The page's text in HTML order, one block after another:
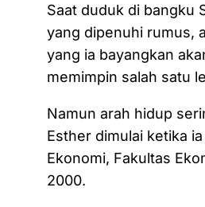
Saat duduk di bangku
yang dipenuhi rumus,
yang ia bayangkan
memimpin salah satu
Namun arah hidup
Esther dimulai ketika
Ekonomi, Fakultas
2000.